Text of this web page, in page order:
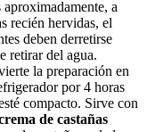
a
recién hervidas, el
deben derretirse
retirar del agua.
la preparación en
por 4 horas
compacto. Sirve con
de castañas